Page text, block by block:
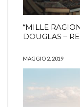
“MILLE
DOUGLAS –
MAGGIO 2, 2019